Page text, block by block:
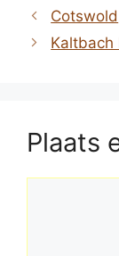
Cotswold
Kaltbach
Plaats